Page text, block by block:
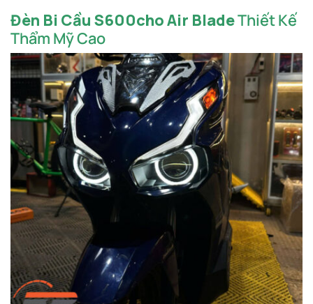
Đèn Bi Cầu S600cho Air BladeThiết Kế
Thẩm Mỹ Cao